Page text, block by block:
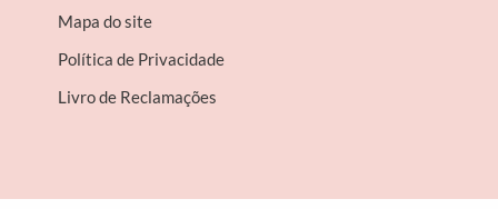
Mapa do site
Política de Privacidade
Livro de Reclamações